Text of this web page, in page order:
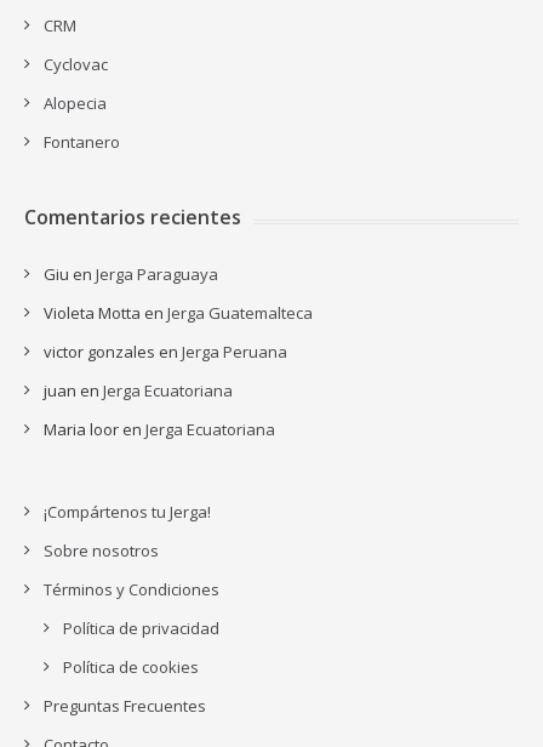
CRM
Cyclovac
Alopecia
Fontanero
Comentarios recientes
Giu en Jerga Paraguaya
Violeta Motta en Jerga Guatemalteca
victor gonzales en Jerga Peruana
juan en Jerga Ecuatoriana
Maria loor en Jerga Ecuatoriana
¡Compártenos tu Jerga!
Sobre nosotros
Términos y Condiciones
Política de privacidad
Política de cookies
Preguntas Frecuentes